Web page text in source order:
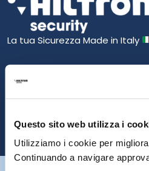
Questo sito web utilizza i
Utilizziamo i cookie per
Continuando a navigare
La tua Sicurezza Made in Italy